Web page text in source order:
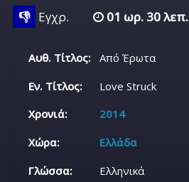
👎 Εγχρ. 01 ωρ. 30 λεπ.
Αυθ. Τίτλος:
Από Έρωτα
Εν. Τίτλος:
Love Struck
Χρονιά:
2014
Χώρα:
Ελλάδα
Γλώσσα:
Ελληνικά